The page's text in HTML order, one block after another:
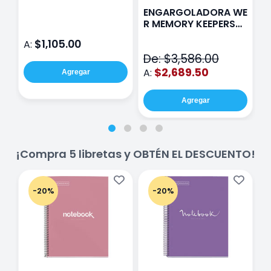
A: $1,105.00
Agregar
ENGARGOLADORA WE
R MEMORY KEEPERS
De: $3,586.00
A: $2,689.50
Agregar
¡Compra 5 libretas y OBTÉN EL DESCUENTO!
-20% -20%